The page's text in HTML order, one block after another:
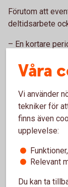
Förutom att
deltidsarbete
– En kortare
den förälder
vill säga
längre period
påverkas,
Pensionen
arbetslivet. Det
kommer att ge
också innebära
Våra
Vi använder
tekniker för
finns även
upplevelse:
Relevant
Du kan ta